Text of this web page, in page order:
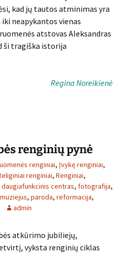
kad jų tautos atminimas yra
neapykantos vienas
atstovas Aleksandras
ši tragiška istorija
Regina Noreikienė
renginių pynė
renginiai, Įvykę renginiai,
renginiai, Renginiai,
daugiafunkcinis centras, fotografija,
muziejus, paroda, reformacija,
admin
atkūrimo jubiliejų,
vyksta renginių ciklas